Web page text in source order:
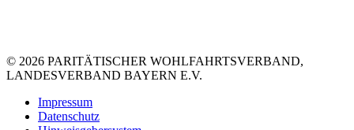
© 2026 PARITÄTISCHER WOHLFAHRTSVERBAND,
LANDESVERBAND BAYERN E.V.
Impressum
Datenschutz